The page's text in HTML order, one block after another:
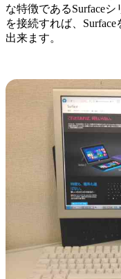
な特徴であるSurface
を接続すれば、
出来ます。